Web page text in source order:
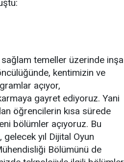
temeller üzerinde inşa
kentimizin ve
açıyor,
gayret ediyoruz. Yani
öğrencilerin kısa sürede
bölümler açıyoruz. Bu
yıl Dijital Oyun
Bölümünü de